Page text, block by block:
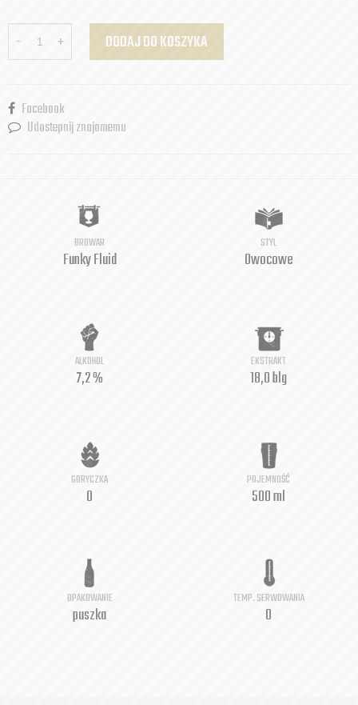
- + DODAJ DO KOSZYKA
Facebook
Udostepnij znajomemu
BROWAR
Funky Fluid
STYL
Owocowe
ALKOHOL
7,2 %
EKSTRAKT
18,0 blg
GORYCZKA
0
POJEMNOŚĆ
500 ml
OPAKOWANIE
puszka
TEMP. SERWOWANIA
0